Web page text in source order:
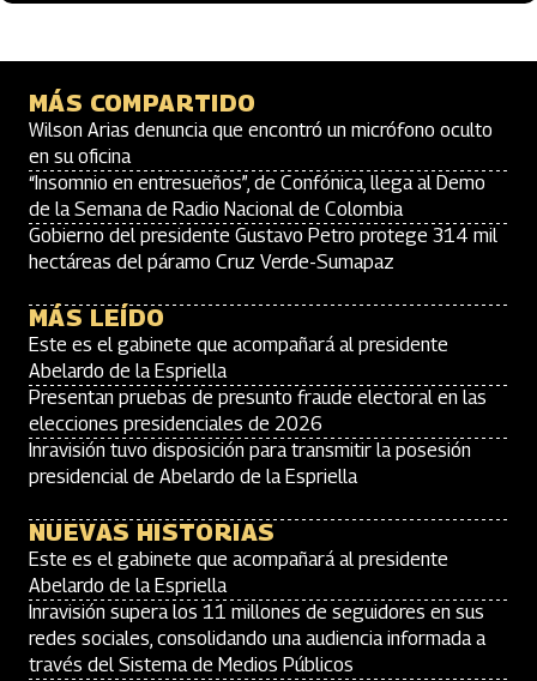
MÁS COMPARTIDO
Wilson Arias denuncia que encontró un micrófono oculto
en su oficina
“Insomnio en entresueños”, de Confónica, llega al Demo
de la Semana de Radio Nacional de Colombia
Gobierno del presidente Gustavo Petro protege 314 mil
hectáreas del páramo Cruz Verde-Sumapaz
MÁS LEÍDO
Este es el gabinete que acompañará al presidente
Abelardo de la Espriella
Presentan pruebas de presunto fraude electoral en las
elecciones presidenciales de 2026
Inravisión tuvo disposición para transmitir la posesión
presidencial de Abelardo de la Espriella
NUEVAS HISTORIAS
Este es el gabinete que acompañará al presidente
Abelardo de la Espriella
Inravisión supera los 11 millones de seguidores en sus
redes sociales, consolidando una audiencia informada a
través del Sistema de Medios Públicos